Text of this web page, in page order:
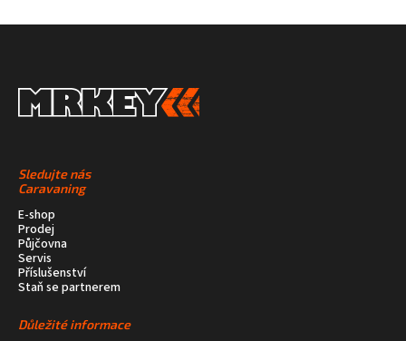
Sledujte nás
Caravaning
E-shop
Prodej
Půjčovna
Servis
Příslušenství
Staň se partnerem
Důležité informace